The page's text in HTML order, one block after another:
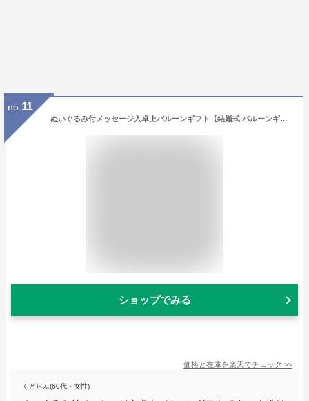
no. 11
ぬいぐるみ付メッセージ入卓上バルーンギフト【結婚式 バルーンギフト プレゼント ぬいぐるみ バルーン電報 お祝い バルーン 造花 送料無料】
ショップでみる
価格と在庫を楽天でチェック >>
くどらん(60代・女性)